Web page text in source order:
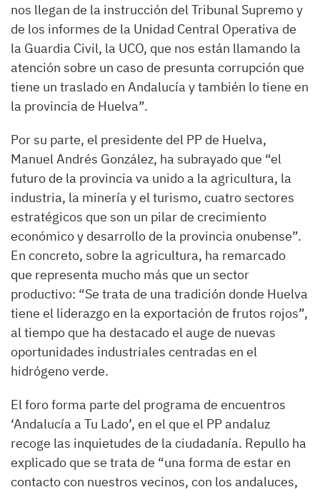
nos llegan de la instrucción del Tribunal Supremo y
de los informes de la Unidad Central Operativa de
la Guardia Civil, la UCO, que nos están llamando la
atención sobre un caso de presunta corrupción que
tiene un traslado en Andalucía y también lo tiene en
la provincia de Huelva”.
Por su parte, el presidente del PP de Huelva,
Manuel Andrés González, ha subrayado que “el
futuro de la provincia va unido a la agricultura, la
industria, la minería y el turismo, cuatro sectores
estratégicos que son un pilar de crecimiento
económico y desarrollo de la provincia onubense”.
En concreto, sobre la agricultura, ha remarcado
que representa mucho más que un sector
productivo: “Se trata de una tradición donde Huelva
tiene el liderazgo en la exportación de frutos rojos”,
al tiempo que ha destacado el auge de nuevas
oportunidades industriales centradas en el
hidrógeno verde.
El foro forma parte del programa de encuentros
‘Andalucía a Tu Lado’, en el que el PP andaluz
recoge las inquietudes de la ciudadanía. Repullo ha
explicado que se trata de “una forma de estar en
contacto con nuestros vecinos, con los andaluces,